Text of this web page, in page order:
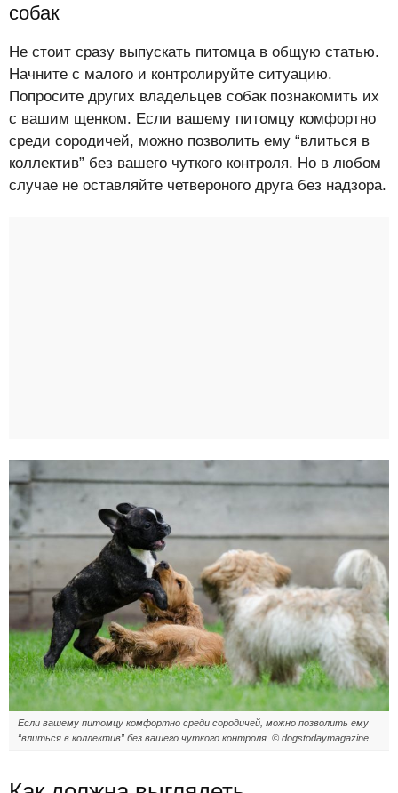
собак
Не стоит сразу выпускать питомца в общую статью.
Начните с малого и контролируйте ситуацию.
Попросите других владельцев собак познакомить их
с вашим щенком. Если вашему питомцу комфортно
среди сородичей, можно позволить ему “влиться в
коллектив” без вашего чуткого контроля. Но в любом
случае не оставляйте четвероного друга без надзора.
Если вашему питомцу комфортно среди сородичей, можно позволить ему
“влиться в коллектив” без вашего чуткого контроля. © dogstodaymagazine